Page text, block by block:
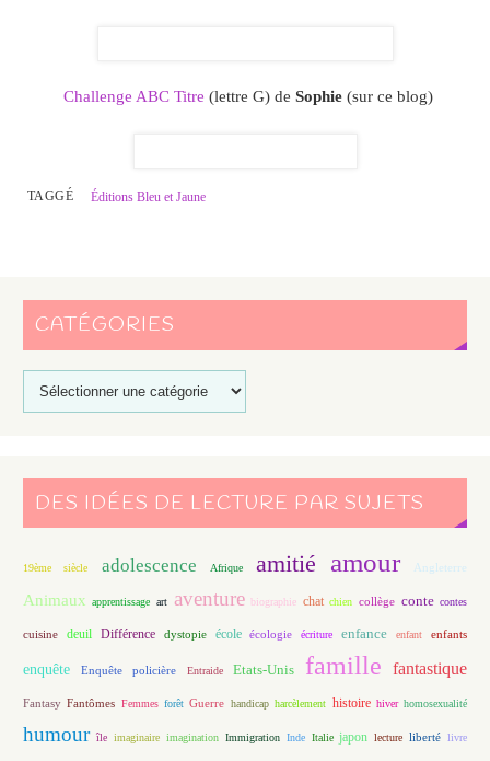
Challenge ABC Titre (lettre G) de Sophie(sur ce blog)
TAGGÉ Éditions Bleu et Jaune
CATÉGORIES
DES IDÉES DE LECTURE PAR SUJETS
19ème siècle adolescence Afrique amitié amour Angleterre
Animaux apprentissage art aventure biographie chat chien collège conte contes
cuisine deuil Différence dystopie école écologie écriture enfance enfant enfants
enquête Enquête policière Entraide Etats-Unis famille fantastique
Fantasy Fantômes Femmes forêt Guerre handicap harcèlement histoire hiver homosexualité
humour île imaginaire imagination Immigration Inde Italie japon lecture liberté livre